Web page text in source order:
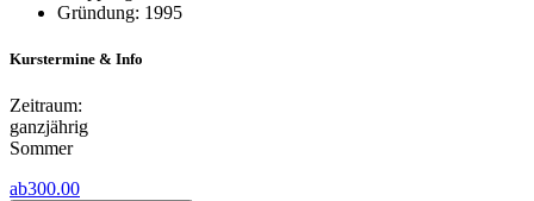
Gründung: 1995
Kurstermine & Info
Zeitraum:
ganzjährig
Sommer
ab300.00